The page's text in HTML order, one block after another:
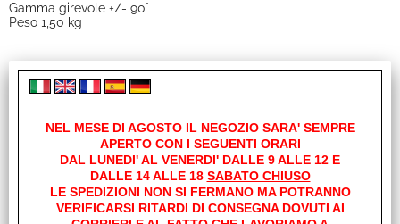
Gamma girevole +/- 90°
Peso 1,50 kg
Feedback
NEL MESE DI AGOSTO IL NEGOZIO SARA' SEMPRE
APERTO CON I SEGUENTI ORARI
DAL LUNEDI' AL VENERDI' DALLE 9 ALLE 12 E
DALLE 14 ALLE 18 SABATO CHIUSO
LE SPEDIZIONI NON SI FERMANO MA POTRANNO
VERIFICARSI RITARDI DI CONSEGNA DOVUTI AI